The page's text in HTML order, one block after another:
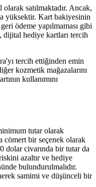
satılmaktadır. Ancak,
yüksektir. Kart bakiyesinin
ödeme yapılmaması gibi
dijital hediye kartları tercih
tercih ettiğinden emin
kozmetik mağazalarını
kullanımını
tutar olarak
cömert bir seçenek olarak
dolar civarında bir tutar da
azaltır ve hediye
bulundurulmalıdır.
samimi ve düşünceli bir